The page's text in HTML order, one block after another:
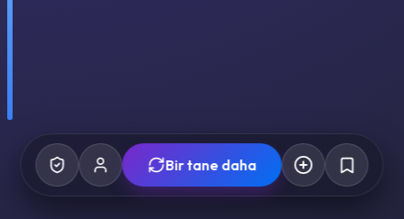
Bir tane daha